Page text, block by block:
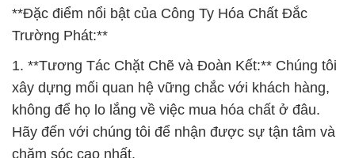
**Đặc điểm nổi bật của Công Ty Hóa Chất Đắc
Trường Phát:**
1. **Tương Tác Chặt Chẽ và Đoàn Kết:** Chúng tôi
xây dựng mối quan hệ vững chắc với khách hàng,
không để họ lo lắng về việc mua hóa chất ở đâu.
Hãy đến với chúng tôi để nhận được sự tận tâm và
chăm sóc cao nhất.